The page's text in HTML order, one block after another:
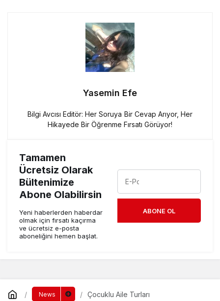
Yasemin Efe
Bilgi Avcısı Editör: Her Soruya Bir Cevap Arıyor, Her
Hikayede Bir Öğrenme Fırsatı Görüyor!
Tamamen
Ücretsiz Olarak
Bültenimize
Abone Olabilirsin
Yeni haberlerden haberdar
olmak için fırsatı kaçırma
ve ücretsiz e-posta
aboneliğini hemen başlat.
ABONE OL
News Çocuklu Aile Turları